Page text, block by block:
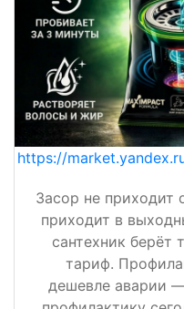
https://
Засор не приходит
приходит в
сантехник берёт
тариф.
дешевле аварии